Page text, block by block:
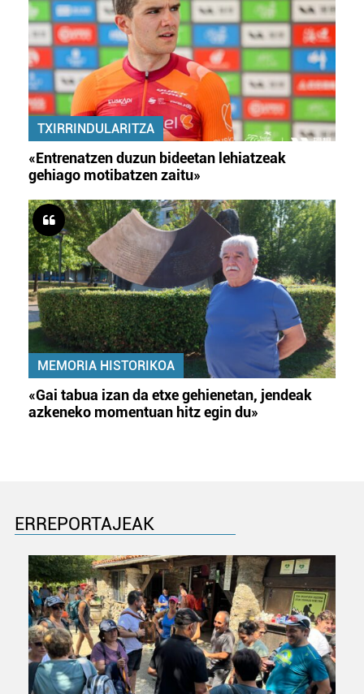
TXIRRINDULARITZA
«Entrenatzen duzun bideetan lehiatzeak
gehiago motibatzen zaitu»
MEMORIA HISTORIKOA
«Gai tabua izan da etxe gehienetan, jendeak
azkeneko momentuan hitz egin du»
ERREPORTAJEAK